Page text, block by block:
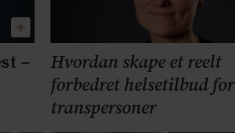
–
Hvordan skape et reelt
forbedret helsetilbud for
transpersoner